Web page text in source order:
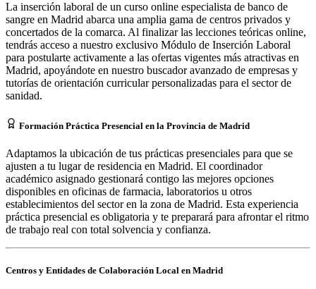
La inserción laboral de un curso online especialista de banco de
sangre en Madrid abarca una amplia gama de centros privados y
concertados de la comarca. Al finalizar las lecciones teóricas online,
tendrás acceso a nuestro exclusivo Módulo de Inserción Laboral
para postularte activamente a las ofertas vigentes más atractivas en
Madrid, apoyándote en nuestro buscador avanzado de empresas y
tutorías de orientación curricular personalizadas para el sector de
sanidad.
Formación Práctica Presencial en la Provincia de Madrid
Adaptamos la ubicación de tus prácticas presenciales para que se
ajusten a tu lugar de residencia en Madrid. El coordinador
académico asignado gestionará contigo las mejores opciones
disponibles en oficinas de farmacia, laboratorios u otros
establecimientos del sector en la zona de Madrid. Esta experiencia
práctica presencial es obligatoria y te preparará para afrontar el ritmo
de trabajo real con total solvencia y confianza.
Centros y Entidades de Colaboración Local en Madrid